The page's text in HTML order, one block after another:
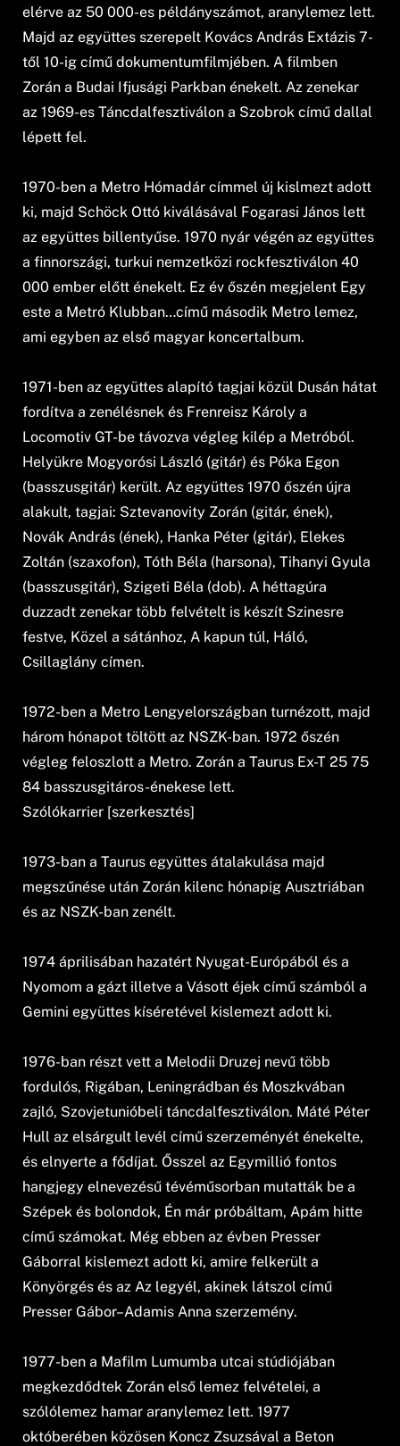
elérve az 50 000-es példányszámot, aranylemez lett.
Majd az együttes szerepelt Kovács András Extázis 7-
től 10-ig című dokumentumfilmjében. A filmben
Zorán a Budai Ifjusági Parkban énekelt. Az zenekar
az 1969-es Táncdalfesztiválon a Szobrok című dallal
lépett fel.
1970-ben a Metro Hómadár címmel új kislmezt adott
ki, majd Schöck Ottó kiválásával Fogarasi János lett
az együttes billentyűse. 1970 nyár végén az együttes
a finnországi, turkui nemzetközi rockfesztiválon 40
000 ember előtt énekelt. Ez év őszén megjelent Egy
este a Metró Klubban…című második Metro lemez,
ami egyben az első magyar koncertalbum.
1971-ben az együttes alapító tagjai közül Dusán hátat
fordítva a zenélésnek és Frenreisz Károly a
Locomotiv GT-be távozva végleg kilép a Metróból.
Helyükre Mogyorósi László (gitár) és Póka Egon
(basszusgitár) került. Az együttes 1970 őszén újra
alakult, tagjai: Sztevanovity Zorán (gitár, ének),
Novák András (ének), Hanka Péter (gitár), Elekes
Zoltán (szaxofon), Tóth Béla (harsona), Tihanyi Gyula
(basszusgitár), Szigeti Béla (dob). A héttagúra
duzzadt zenekar több felvételt is készít Szinesre
festve, Közel a sátánhoz, A kapun túl, Háló,
Csillaglány címen.
1972-ben a Metro Lengyelországban turnézott, majd
három hónapot töltött az NSZK-ban. 1972 őszén
végleg feloszlott a Metro. Zorán a Taurus Ex-T 25 75
84 basszusgitáros-énekese lett.
Szólókarrier [szerkesztés]
1973-ban a Taurus együttes átalakulása majd
megszűnése után Zorán kilenc hónapig Ausztriában
és az NSZK-ban zenélt.
1974 áprilisában hazatért Nyugat-Európából és a
Nyomom a gázt illetve a Vásott éjek című számból a
Gemini együttes kíséretével kislemezt adott ki.
1976-ban részt vett a Melodii Druzej nevű több
fordulós, Rigában, Leningrádban és Moszkvában
zajló, Szovjetunióbeli táncdalfesztiválon. Máté Péter
Hull az elsárgult levél című szerzeményét énekelte,
és elnyerte a fődíjat. Ősszel az Egymillió fontos
hangjegy elnevezésű tévéműsorban mutatták be a
Szépek és bolondok, Én már próbáltam, Apám hitte
című számokat. Még ebben az évben Presser
Gáborral kislemezt adott ki, amire felkerült a
Könyörgés és az Az legyél, akinek látszol című
Presser Gábor–Adamis Anna szerzemény.
1977-ben a Mafilm Lumumba utcai stúdiójában
megkezdődtek Zorán első lemez felvételei, a
szólólemez hamar aranylemez lett. 1977
októberében közösen Koncz Zsuzsával a Beton